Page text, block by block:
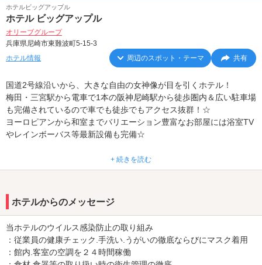
ホテルビッグアップル
ホテル ビッグアップル
オリーブグループ
兵庫県尼崎市東難波町5-15-3
ホテル情報
周辺のスポット・テーマ 共有
国道2号線沿いから、大きな自由の女神像が目を引くホテル！
梅田・三宮駅から電車で1本の阪神尼崎駅から徒歩圏内＆広い駐車場
も完備されているので車でも徒歩でもアクセス抜群！☆
ヨーロピアンから和室までバリエーション豊富なお部屋には浴室TV
やレインボーバス等最新設備も完備☆
最大13時間も利用可能なサービスタイムは大人気！持込み用冷蔵
庫・電子レンジもあるのでロングステイしたいカップルにも優しい
全室Wi-Fi完備！充実したアメニティレンタルもあるので急なお泊ま
りでもOK☆
さらにメンバー様なら割引や、貯めたポイントでフードや景品にも
交換可能！とってもお得に♪
一度行けばきっとまた行きたくなる事間違いナシの優良ホテルです♪
+ 続きを読む
ホテルからのメッセージ
当ホテルのウイルス感染防止の取り組み
：従業員の健康チェック.手洗い.うがいの徹底ならびにマスク着用
：館内.客室の空調を２４時間稼働